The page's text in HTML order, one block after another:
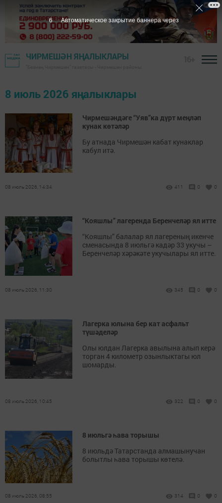
ЧИРМЕШӘН ЯҢАЛЫКЛАРЫ
8 июль 2026 яңалыклары
Чирмешәндәге “Уяв”ка дүрт меңләп
кунак көтәләр
Бу атнада Чирмешән кабат кунаклар
кабул итә.
08 июль 2026, 14:34 411 0 0
“Кояшлы” лагеренда Беренчеләр ял итте
“Кояшлы” балалар ял лагереның икенче
сменасында 8 июльгә кадәр 33 укучы –
Беренчеләр хәрәкәте укучылары ял итте.
08 июль 2026, 11:30 345 0 0
Лагерка юлына бер кат асфальт
түшәделәр
Олы юлдан Лагерка авылына алып керә
торган 4 километр озынлыктагы юл
шомарды.
08 июль 2026, 10:45 322 0 0
8 июльгә һава торышы
8 июльдә Татарстанда алмашынучан
болытлы һава торышы көтелә.
08 июль 2026, 08:55 314 0 0
6 Автоматическое закрытие баннера через